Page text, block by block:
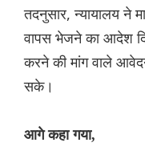
तदनुसार, न्यायालय ने
वापस भेजने का आदेश
करने की मांग वाले
सके।
आगे कहा गया,